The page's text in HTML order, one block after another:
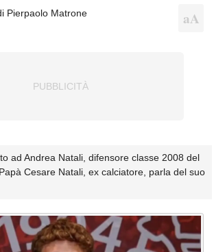
Pierpaolo Matrone
ad Andrea Natali, difensore classe 2008 del
Cesare Natali, ex calciatore, parla del suo